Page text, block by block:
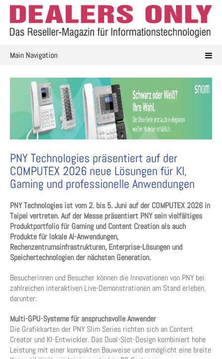
Skip
content
Main Navigation
PNY Technologies präsentiert auf der
COMPUTEX 2026 neue Lösungen für KI,
Gaming und professionelle Anwendungen
PNY Technologies ist vom 2. bis 5. Juni auf der COMPUTEX 2026 in
Taipei vertreten. Auf der Messe präsentiert PNY sein vielfältiges
Produktportfolio für Gaming und Content Creation als auch
Produkte für lokale AI-Anwendungen,
Rechenzentrumsinfrastrukturen, Enterprise-Lösungen und
Speichertechnologien der nächsten Generation.
Besucherinnen und Besucher können die Innovationen von PNY bei
zahlreichen interaktiven Live-Demonstrationen am Stand erleben,
darunter:
Multi-GPU-Systeme für anspruchsvolle Anwender
Die Grafikkarten der PNY Slim Series richten sich an Content
Creator und KI-Entwickler. Das Dual-Slot-Design kombiniert hohe
Leistung mit einer kompakten Bauweise und ermöglicht eine breite